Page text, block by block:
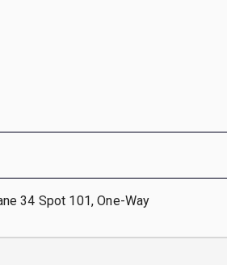
34 Spot 101, One-Way